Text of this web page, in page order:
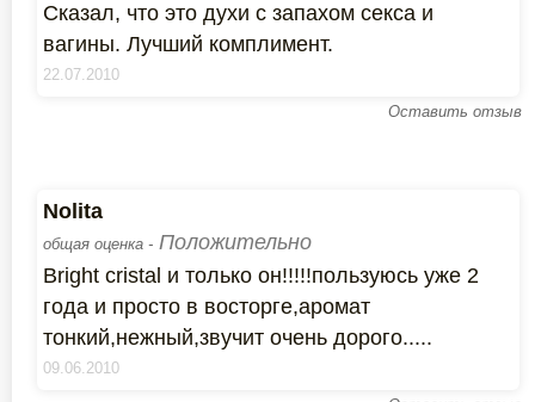
Сказал, что это духи с запахом секса и
вагины. Лучший комплимент.
22.07.2010
Оставить отзыв
Nolita
общая оценка - Положительно
Bright cristal и только он!!!!!пользуюсь уже 2
года и просто в восторге,аромат
тонкий,нежный,звучит очень дорого.....
09.06.2010